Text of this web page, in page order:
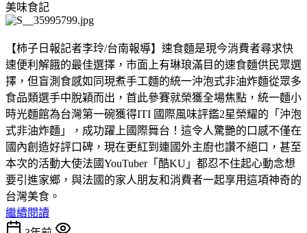
美味食記
【柿子日報記者李玲/台南報導】速食麵是現今消費者尋求快
速便利解餓的最佳選擇，市面上有琳琅滿目的速食麵供民眾選
擇，但盲測食感如同現煮手工麵的統一沖泡式非油炸麵從眾多
食品類選手中脫穎而出，首此參賽就榮獲全場焦點，統一麵小
時光麵館為台灣第一碗獲得ITI 國際風味評鑑2星榮耀的「沖泡
式非油炸麵」，成功躍上國際舞台！這令人驚艷的口感不僅在
國內創造好評口碑，現在更紅到連國外主廚也讚不絕口，甚至
本次的活動大使法國YouTuber「酷KU」都忍不住起心動念想
要引進家鄉，與法國的家人朋友和消費者一起享用這項神奇的
台灣美食。
繼續閱讀